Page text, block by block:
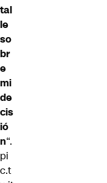
tal
le
so
br
e
mi
de
cis
ió
n“.
pi
c.t